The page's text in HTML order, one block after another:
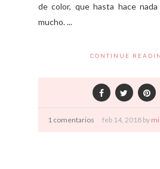
de color, que hasta hace
mucho. ...
CONTINUE
1 comentarios feb 14, 2018 by